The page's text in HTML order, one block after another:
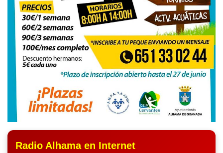
Radio Alhama en Internet